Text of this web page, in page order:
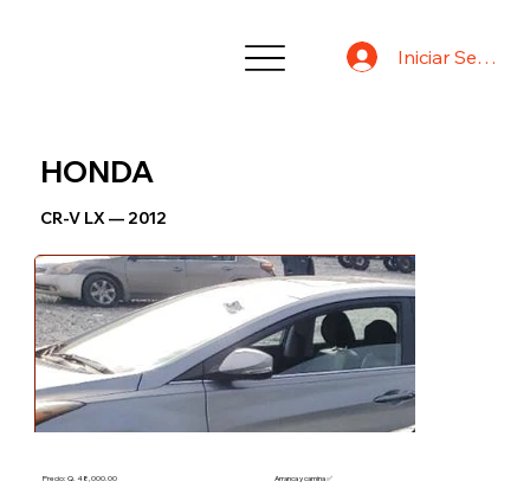
Iniciar Sesión
Arranca y camina ✅
Precio: Q. 48,000.00
HONDA
CR-V LX — 2012